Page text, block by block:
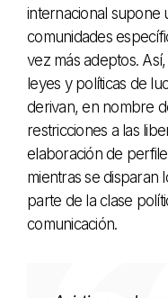
internacional supone
comunidades
vez más adeptos.
leyes y políticas de
derivan, en nombre
restricciones a las
elaboración de
mientras se disparan
parte de la clase
comunicación.